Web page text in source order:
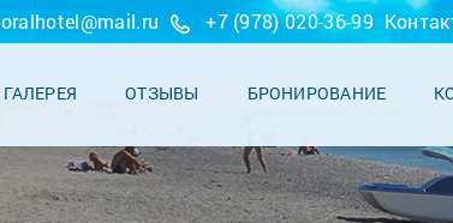
+7 (978) 020-36-99
ГАЛЕРЕЯ ОТЗЫВЫ БРОНИРОВАНИЕ